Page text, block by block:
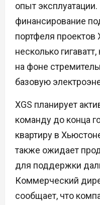
опыт
финансирование
портфеля
несколько
на фоне
базовую
XGS планирует
команду до конца
квартиру в
также ожидает
для поддержки
Коммерческий
сообщает, что